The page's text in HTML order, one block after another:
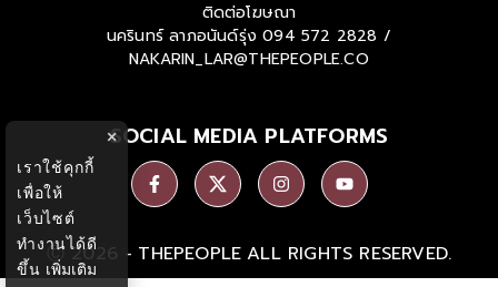
ติดต่อโฆษณา
นครินทร์ ลาภอนันด์รุ่ง 094 572 2828 /
NAKARIN_LAR@THEPEOPLE.CO
SOCIAL MEDIA PLATFORMS
Ⓒ 2026 - THEPEOPLE ALL RIGHTS RESERVED.
×
เราใช้คุกกี้
เพื่อให้
เว็บไซต์
ทำงานได้ดี
ขึ้น เพิ่มเติม